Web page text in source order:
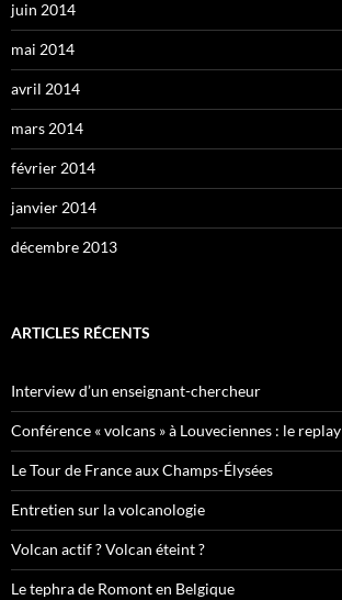
juin 2014
mai 2014
avril 2014
mars 2014
février 2014
janvier 2014
décembre 2013
ARTICLES RÉCENTS
Interview d’un enseignant-chercheur
Conférence « volcans » à Louveciennes : le replay
Le Tour de France aux Champs-Élysées
Entretien sur la volcanologie
Volcan actif ? Volcan éteint ?
Le tephra de Romont en Belgique